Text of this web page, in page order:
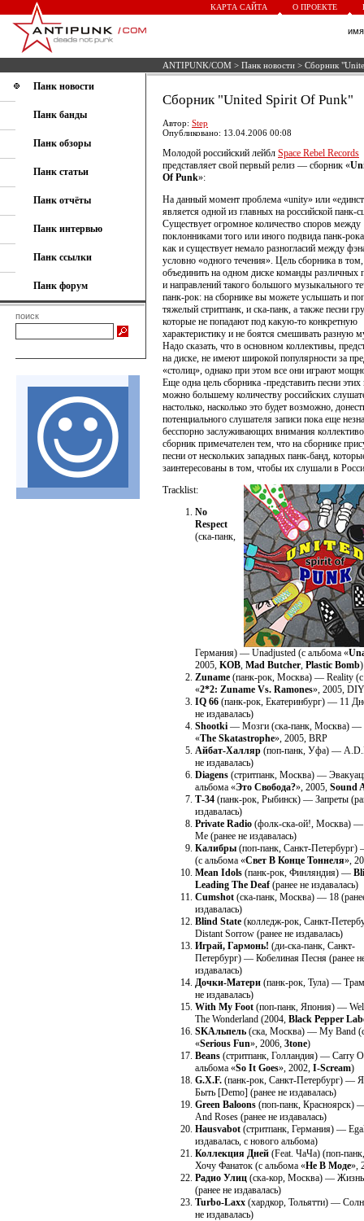
КАРТА САЙТА О ПРОЕКТЕ
ANTIPUNK/COM > Панк новости > Сборник
Панк новости
Панк банды
Панк обзоры
Панк статьи
Панк отчёты
Панк интервью
Панк ссылки
Панк форум
поиск
Сборник "United Spirit Of Punk"
Автор: Step
Опубликовано: 13.04.2006 00:08
Молодой российский лейбл Space Rebel Records
представляет свой первый релиз — сборник «
Of Punk»:
На данный момент проблема «unity» или
является одной из главных на российской панк-
Существует огромное количество споров между
поклонниками того или иного подвида панк-
как и существует немало разногласий между
условно «одного течения». Цель сборника в
объединить на одном диске команды различных
и направлений такого большого музыкального
панк-рок: на сборнике вы можете услышать и
тяжелый стритпанк, и ска-панк, а также песни
которые не попадают под какую-то конкретную
характеристику и не боятся смешивать разную
Надо сказать, что в основном коллективы,
на диске, не имеют широкой популярности за
«столиц», однако при этом все они играют
Еще одна цель сборника -представить песни этих
можно большему количеству российских
настолько, насколько это будет возможно,
потенциального слушателя записи пока еще
бесспорно заслуживающих внимания
сборник примечателен тем, что на сборнике
песни от нескольких западных панк-банд,
заинтересованы в том, чтобы их слушали в
Tracklist:
No
Respect
(ска-панк,
Германия) — Unadjusted (с альбома «
2005, KOB, Mad Butcher, Plastic Bomb)
Zuname (панк-рок, Москва) — Reality (с
«2*2: Zuname Vs. Ramones», 2005,
IQ 66 (панк-рок, Екатеринбург) — 11
не издавалась)
Shootki — Мозги (ска-панк, Москва) —
«The Skatastrophe», 2005, BRP
Айбат-Халляр (поп-панк, Уфа) —
не издавалась)
Diagens (стритпанк, Москва) —
альбома «Это Свобода?», 2005, Sound
Т-34 (панк-рок, Рыбинск) — Запреты
издавалась)
Private Radio (фолк-ска-ой!, Москва) —
Me (ранее не издавалась)
Калибры (поп-панк, Санкт-Петербург)
(с альбома «Свет В Конце Тоннеля»,
Mean Idols (панк-рок, Финляндия) —
Leading The Deaf(ранее не издавалась)
Cumshot (ска-панк, Москва) — 18
издавалась)
Blind State (колледж-рок, Санкт-
Distant Sorrow (ранее не издавалась)
Играй, Гармонь! (ди-ска-панк, Санкт-
Петербург) — Кобелиная Песня (ранее
издавалась)
Дочки-Матери (панк-рок, Тула) —
не издавалась)
With My Foot (поп-панк, Япония) —
The Wonderland (2004, Black Pepper
SKAльпель (ска, Москва) — My Band
«Serious Fun», 2006, 3tone)
Beans (стритпанк, Голландия) — Carry
альбома «So It Goes», 2002, I-Scream)
G.X.F. (панк-рок, Санкт-Петербург) —
Быть [Demo] (ранее не издавалась)
Green Baloons (поп-панк, Красноярск)
And Roses (ранее не издавалась)
Hausvabot (стритпанк, Германия) —
издавалась, с нового альбома)
Коллекция Дней (Feat. ЧаЧа) (поп-
Хочу Фанаток (c альбома «Не В Моде»,
Радио Улиц (ска-кор, Москва) —
(ранее не издавалась)
Turbo-Laxx (хардкор, Тольятти) —
не издавалась)